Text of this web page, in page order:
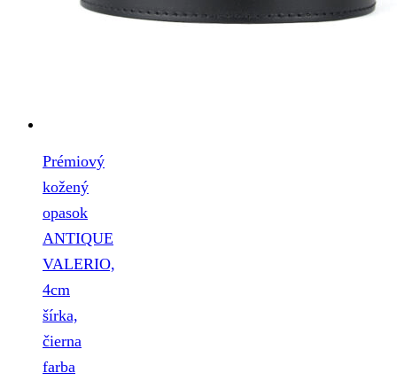
Prémiový
kožený
opasok
ANTIQUE
VALERIO,
4cm
šírka,
čierna
farba